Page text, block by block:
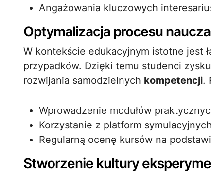
Angażowania kluczowych
Optymalizacja procesu
W kontekście edukacyjnym istotne jest
przypadków. Dzięki temu studenci
rozwijania samodzielnych kompetencji.
Wprowadzenie modułów
Korzystanie z platform
Regularną ocenę kursów na
Stworzenie kultury